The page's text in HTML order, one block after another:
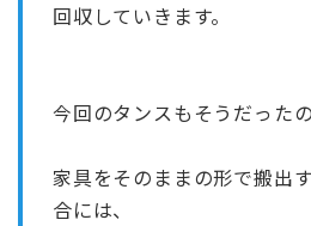
回収していきます。
今回のタンスもそうだったの
家具をそのままの形で搬出
合には、